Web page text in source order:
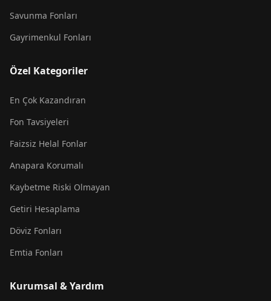
Savunma Fonları
Gayrimenkul Fonları
Özel Kategoriler
En Çok Kazandıran
Fon Tavsiyeleri
Faizsiz Helal Fonlar
Anapara Korumalı
Kaybetme Riski Olmayan
Getiri Hesaplama
Döviz Fonları
Emtia Fonları
Kurumsal & Yardım